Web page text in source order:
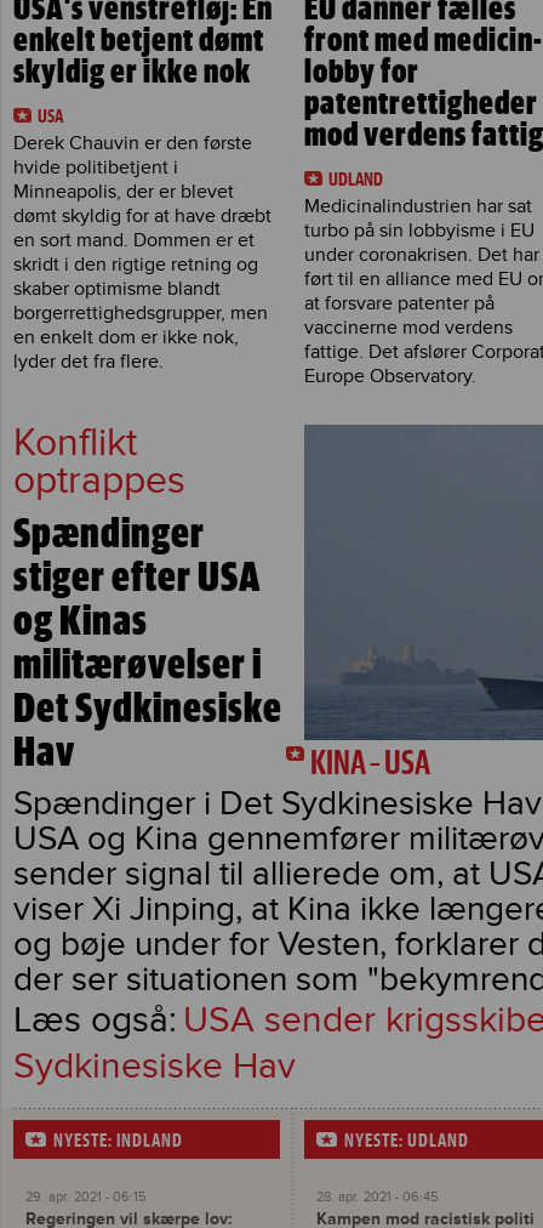
USA's venstrefløj: En
enkelt betjent dømt
skyldig er ikke nok
USA
Derek Chauvin er den første
hvide politibetjent i
Minneapolis, der er blevet
dømt skyldig for at have dræbt
en sort mand. Dommen er et
skridt i den rigtige retning og
skaber optimisme blandt
borgerrettighedsgrupper, men
en enkelt dom er ikke nok,
lyder det fra flere.
EU danner fælles
front med medicin-
lobby for
patentrettigheder
mod verdens
UDLAND
Medicinalindustrien har sat
turbo på sin lobbyisme i EU
under coronakrisen. Det har
ført til en alliance med EU
at forsvare patenter på
vaccinerne mod verdens
fattige. Det afslører
Europe Observatory.
Konflikt
optrappes
Spændinger
stiger efter USA
og Kinas
militærøvelser i
Det Sydkinesiske
Hav
KINA – USA
Spændinger i Det Sydkinesiske
USA og Kina gennemfører
sender signal til allierede om, at
viser Xi Jinping, at Kina ikke
og bøje under for Vesten, forklarer
der ser situationen som
USA sender
Sydkinesiske Hav
NYESTE: INDLAND
29. apr. 2021 - 06:15
Regeringen vil skærpe lov:
NYESTE: UDLAND
28. apr. 2021 - 06:45
Kampen mod racistisk politi